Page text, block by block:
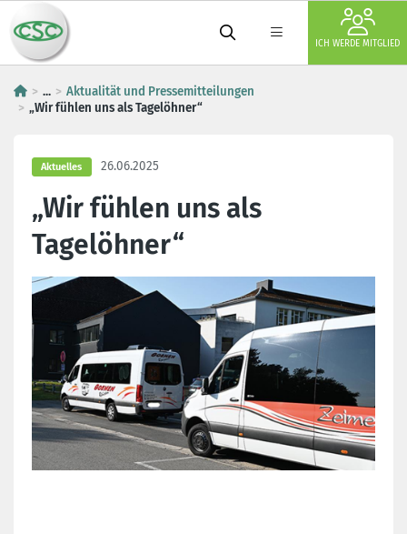
ICH WERDE MITGLIED
...
Aktualität und Pressemitteilungen
„Wir fühlen uns als Tagelöhner“
Aktuelles 26.06.2025
„Wir fühlen uns als
Tagelöhner“